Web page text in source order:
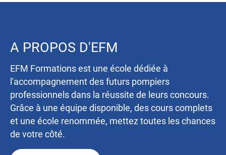
A PROPOS D'EFM
EFM Formations est une école dédiée à
l'accompagnement des futurs pompiers
professionnels dans la réussite de leurs concours.
Grâce à une équipe disponible, des cours complets
et une école renommée, mettez toutes les chances
de votre côté.